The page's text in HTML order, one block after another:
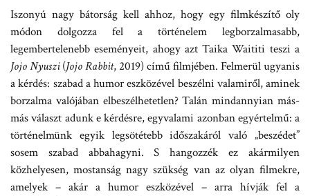
Iszonyú nagy bátorság kell ahhoz, hogy egy filmkészítő oly
módon dolgozza fel a történelem legborzalmasabb,
legembertelenebb eseményeit, ahogy azt Taika Waititi teszi a
Jojo Nyuszi(Jojo Rabbit, 2019) című filmjében. Felmerül ugyanis
a kérdés: szabad a humor eszközével beszélni valamiről, aminek
borzalma valójában elbeszélhetetlen? Talán mindannyian más-
más választ adunk e kérdésre, egyvalami azonban egyértelmű: a
történelmünk egyik legsötétebb időszakáról való „beszédet”
sosem szabad abbahagyni. S hangozzék ez akármilyen
közhelyesen, mostanság nagy szükség van az olyan filmekre,
amelyek – akár a humor eszközével – arra hívják fel a